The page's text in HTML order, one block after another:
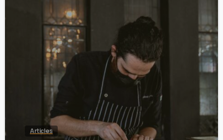
Articles